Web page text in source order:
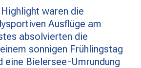
waren die
Ausflüge am
absolvierten die
sonnigen Frühlingstag
eine Bielersee-Umrundung